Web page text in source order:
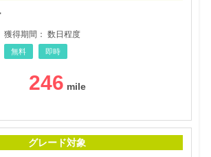
獲得期間： 数日程度
無料 即時
246
グレード対象